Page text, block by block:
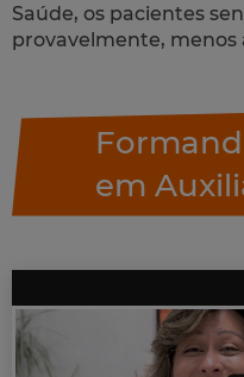
Saúde, os pacientes
provavelmente, menos
em